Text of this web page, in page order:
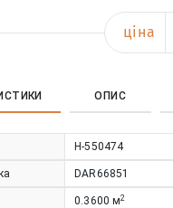
ціна
ОПИС
Н-550474
DAR66851
0.3600 м2